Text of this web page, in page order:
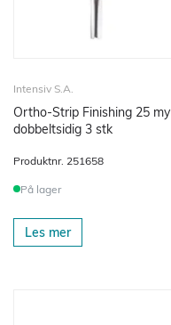
Intensiv S.A.
Ortho-Strip Finishing 25 my
dobbeltsidig 3 stk
Produktnr. 251658
På lager
Les mer